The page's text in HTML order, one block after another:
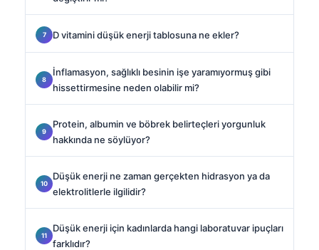
D vitamini düşük enerji tablosuna ne ekler?
İnflamasyon, sağlıklı besinin işe yaramıyormuş gibi
hissettirmesine neden olabilir mi?
Protein, albumin ve böbrek belirteçleri yorgunluk
hakkında ne söylüyor?
Düşük enerji ne zaman gerçekten hidrasyon ya da
elektrolitlerle ilgilidir?
Düşük enerji için kadınlarda hangi laboratuvar ipuçları
farklıdır?